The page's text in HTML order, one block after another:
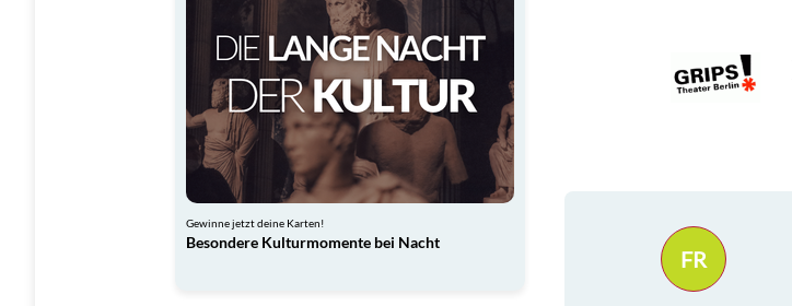
Gewinne jetzt deine Karten!
Besondere Kulturmomente bei Nacht
FR